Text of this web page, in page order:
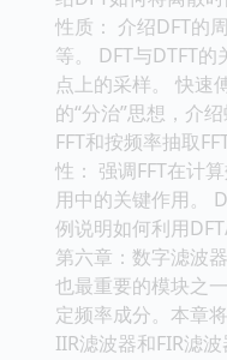
性质： 介绍DFT的
等。 DFT与DTFT
点上的采样。 快速
的“分治”思想，介
FFT和按频率抽取
性： 强调FFT在计
用中的关键作用。
例说明如何利用
第六章：数字滤波
也最重要的模块之
定频率成分。本章
IIR滤波器和FIR滤